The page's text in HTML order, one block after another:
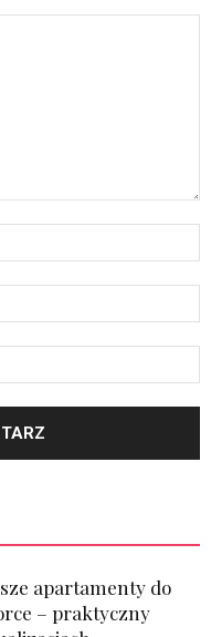
apartamenty do
– praktyczny